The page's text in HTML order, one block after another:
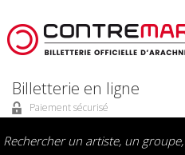
Billetterie en ligne
Paiement sécurisé